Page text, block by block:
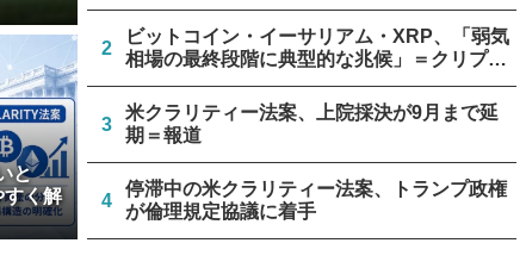
と
すく解
2
ビットコイン・イーサリアム・XRP、「弱気
相場の最終段階に典型的な兆候」＝クリプト
クアント
3
米クラリティー法案、上院採決が9月まで延
期＝報道
4
停滞中の米クラリティー法案、トランプ政権
が倫理規定協議に着手